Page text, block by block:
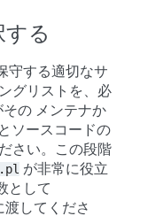
る
守する適切なサ
グリストを、必
の メンテナか
ソースコードの
さい。この段階
が非常に役立
として
渡してくださ